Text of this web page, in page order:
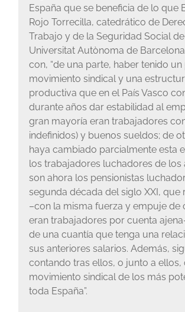
España que se beneficia de lo que
Rojo Torrecilla, catedrático de
Trabajo y de la Seguridad Social
Universitat Autònoma de
con, “de una parte, haber tenido
movimiento sindical y una
productiva que en el País Vasco
durante años dar estabilidad al
gran mayoría eran trabajadores
indefinidos) y buenos sueldos; de
haya cambiado parcialmente esta
los trabajadores luchadores de los
son ahora los pensionistas
segunda década del siglo XXI, que
–con la misma fuerza y empuje de
eran trabajadores por cuenta
de una cuantía que tenga una
sus anteriores salarios. Además,
contando tras ellos, o junto a ellos,
movimiento sindical de los más
toda España”.